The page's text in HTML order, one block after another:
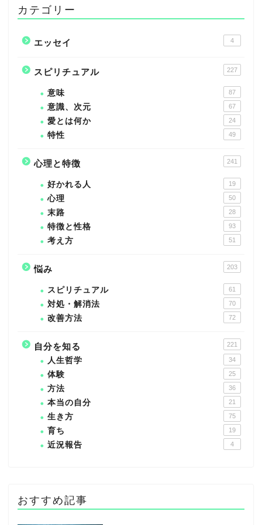
カテゴリー
エッセイ 4
スピリチュアル 227
意味 87
意識、次元 67
愛とは何か 24
特性 49
心理と特徴 241
好かれる人 19
心理 50
末路 28
特徴と性格 93
考え方 51
悩み 203
スピリチュアル 61
対処・解消法 70
改善方法 72
自分を知る 221
人生哲学 34
体験 25
方法 36
本当の自分 21
生き方 75
育ち 19
近況報告 4
おすすめ記事